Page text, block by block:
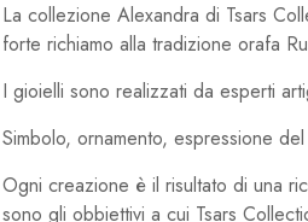
La collezione Alexandra di Tsars
forte richiamo alla tradizione orafa
I gioielli sono realizzati da esperti
Simbolo, ornamento, espressione
Ogni creazione è il risultato di una
sono gli obbiettivi a cui Tsars